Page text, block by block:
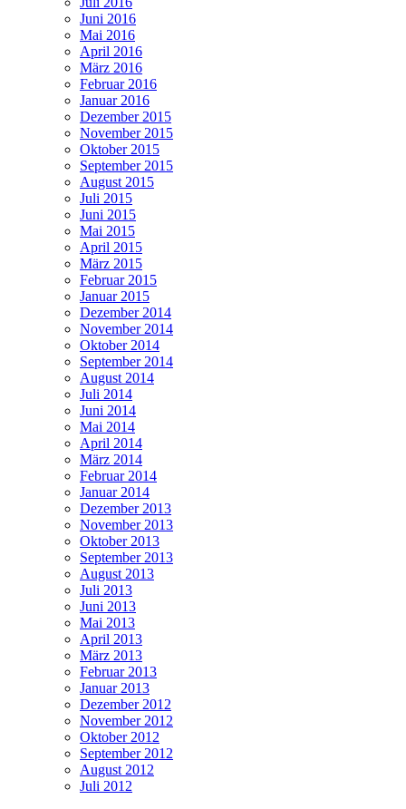
Juni 2016
Mai 2016
April 2016
März 2016
Februar 2016
Januar 2016
Dezember 2015
November 2015
Oktober 2015
September 2015
August 2015
Juli 2015
Juni 2015
Mai 2015
April 2015
März 2015
Februar 2015
Januar 2015
Dezember 2014
November 2014
Oktober 2014
September 2014
August 2014
Juli 2014
Juni 2014
Mai 2014
April 2014
März 2014
Februar 2014
Januar 2014
Dezember 2013
November 2013
Oktober 2013
September 2013
August 2013
Juli 2013
Juni 2013
Mai 2013
April 2013
März 2013
Februar 2013
Januar 2013
Dezember 2012
November 2012
Oktober 2012
September 2012
August 2012
Juli 2012